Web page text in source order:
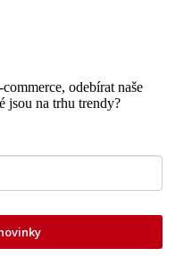
odebírat naše
jsou na trhu trendy?